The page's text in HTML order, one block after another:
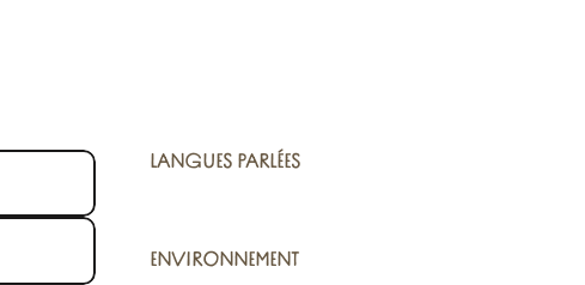
LANGUES PARLÉES
LANGUES PARLÉES
ENVIRONNEMENT
ENVIRONNEMENT